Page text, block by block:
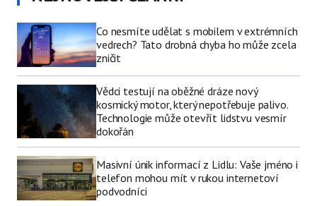
Co nesmíte udělat s mobilem v extrémních
vedrech? Tato drobná chyba ho může zcela
zničit
Vědci testují na oběžné dráze nový
kosmický motor, který nepotřebuje palivo.
Technologie může otevřít lidstvu vesmír
dokořán
Masivní únik informací z Lidlu: Vaše jméno i
telefon mohou mít v rukou internetoví
podvodníci